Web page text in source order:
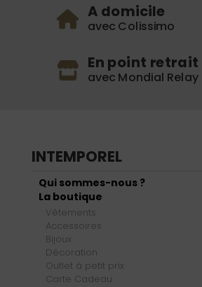
A domicile
avec Colissimo
En point retrait
avec Mondial Relay
INTEMPOREL
Qui sommes-nous ?
La boutique
Vêtements
Accessoires
Bijoux
Décoration
Outlet à petit prix
Carte Cadeau